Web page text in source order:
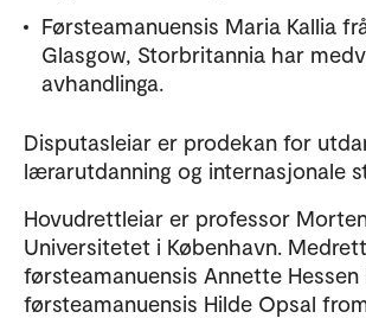
Førsteamanuensis Maria Kallia
Glasgow, Storbritannia har
avhandlinga.
Disputasleiar er prodekan for
lærarutdanning og internasjonale
Hovudrettleiar er professor
Universitetet i København.
førsteamanuensis Annette
førsteamanuensis Hilde Opsal